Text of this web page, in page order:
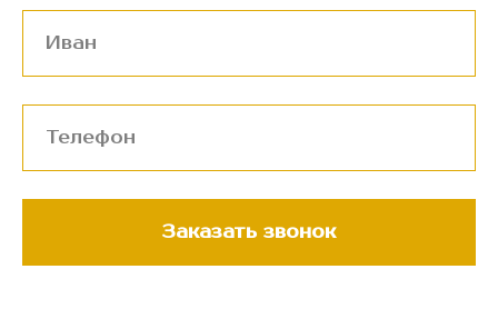
Заказать звонок